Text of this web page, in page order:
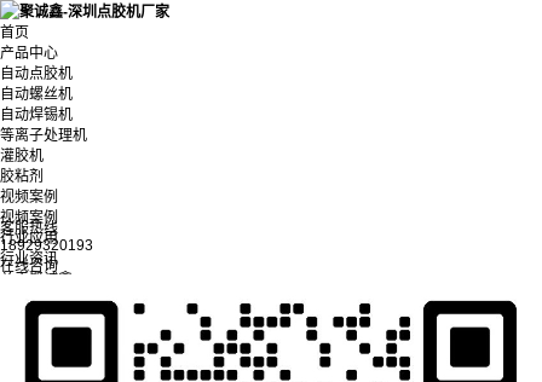
首页
产品中心
自动点胶机
自动螺丝机
自动焊锡机
等离子处理机
灌胶机
胶粘剂
视频案例
视频案例
行业应用
行业资讯
关于聚诚鑫
联系我们微信同号
全国统一咨询热线：
客服热线
18929320193
在线咨询